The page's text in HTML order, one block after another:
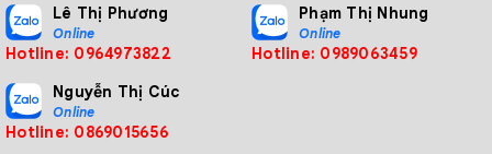
Lê Thị Phương
Online
Hotline: 0964973822
Phạm Thị Nhung
Online
Hotline: 0989063459
Nguyễn Thị Cúc
Online
Hotline: 0869015656